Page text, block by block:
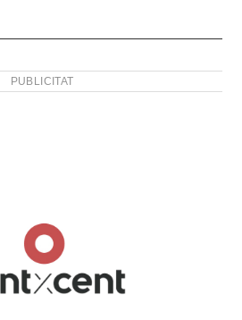
PUBLICITAT